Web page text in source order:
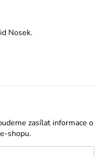
Nosek.
zasílat informace o
shopu.